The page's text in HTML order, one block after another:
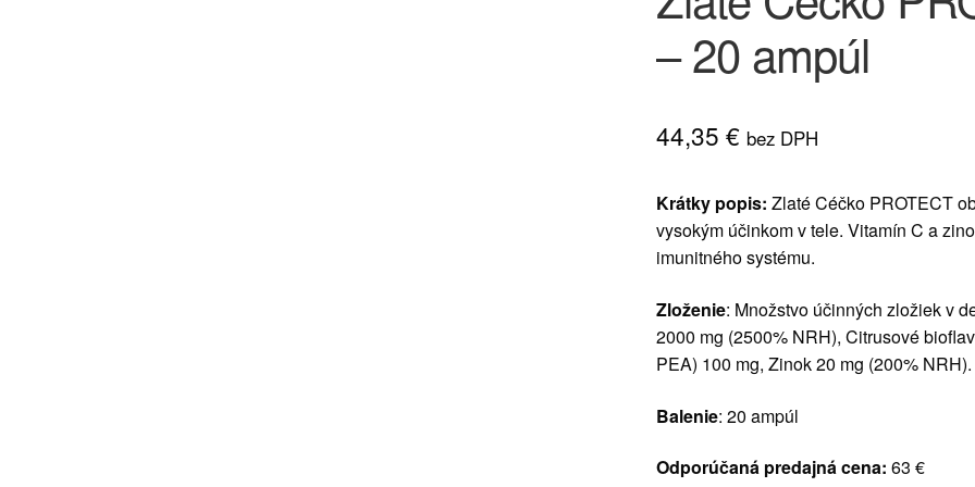
– 20 ampúl
44,35 € bez DPH
Krátky popis: Zlaté Céčko PROTECT
vysokým účinkom v tele. Vitamín C a
imunitného systému.
Zloženie: Množstvo účinných zložiek v
2000 mg (2500% NRH), Citrusové
PEA) 100 mg, Zinok 20 mg (200%
Balenie: 20 ampúl
Odporúčaná predajná cena: 63 €